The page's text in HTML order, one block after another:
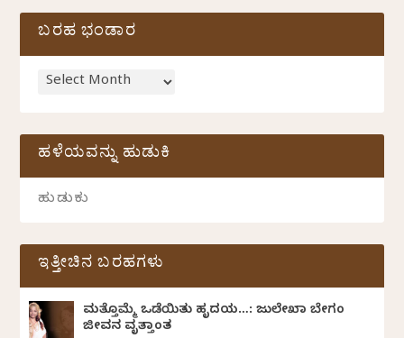
ಬರಹ ಭಂಡಾರ
ಹಳೆಯವನ್ನು ಹುಡುಕಿ
ಇತ್ತೀಚಿನ ಬರಹಗಳು
ಮತ್ತೊಮ್ಮೆ ಒಡೆಯಿತು ಹೃದಯ…: ಜುಲೇಖಾ ಬೇಗಂ
ಜೀವನ ವೃತ್ತಾಂತ